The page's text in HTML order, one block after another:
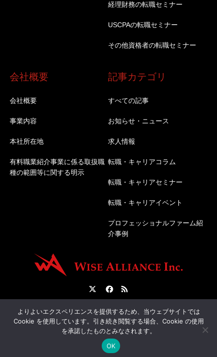
経理財務の転職セミナー
USCPAの転職セミナー
その他資格者の転職セミナー
会社概要
会社概要
事業内容
本社所在地
有料職業紹介事業に係る取扱職
種の範囲等に関する明示
記事カテゴリ
すべての記事
お知らせ・ニュース
求人情報
転職・キャリアコラム
転職・キャリアセミナー
転職・キャリアイベント
プロフェッショナルファーム紹
介事例
転職サポートについて 人材紹介について
経理・税務専門の転職エージェント | 株式会社ワイズアライアンス
Reserved.
よりよいエクスペリエンスを提供するため、当ウェブサイトでは
Cookie を使用しています。引き続き閲覧する場合、Cookie の使用
を承諾したものとみなされます。
OK